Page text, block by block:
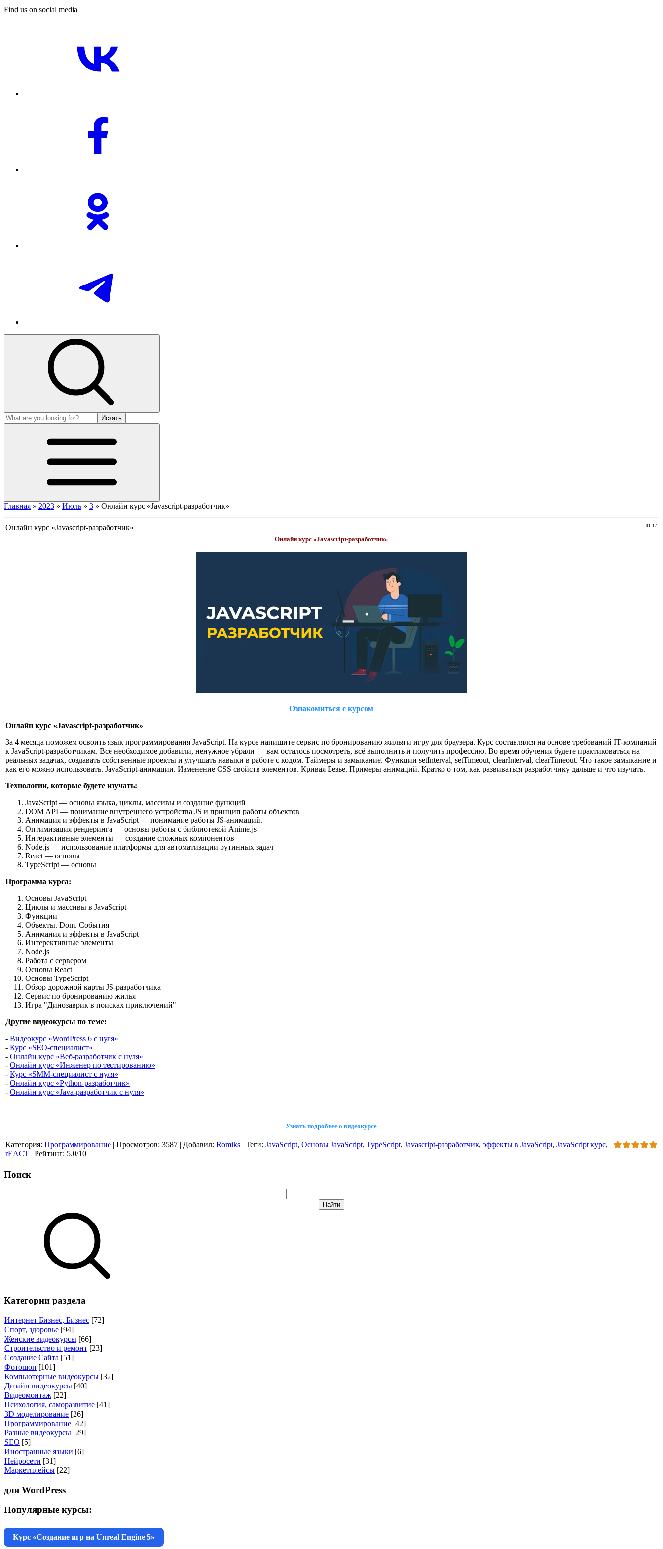
Find us on social media
Искать
Главная » 2023 » Июль » 3 » Онлайн курс «Javascript-разработчик»
01:17
Онлайн курс «Javascript-разработчик»
Онлайн курс «Javascript-разработчик»
Ознакомиться с курсом
Онлайн курс «Javascript-разработчик»
За 4 месяца поможем освоить язык программирования JavaScript. На курсе напишите сервис по бронированию жилья и игру для браузера. Курс составлялся на основе требований IT-компаний
к JavaScript-разработчикам. Всё необходимое добавили, ненужное убрали — вам осталось посмотреть, всё выполнить и получить профессию. Во время обучения будете практиковаться на
реальных задачах, создавать собственные проекты и улучшать навыки в работе с кодом. Таймеры и замыкание. Функции setInterval, setTimeout, clearInterval, clearTimeout. Что такое замыкание и
как его можно использовать. JavaScript-анимации. Изменение CSS свойств элементов. Кривая Безье. Примеры анимаций. Кратко о том, как развиваться разработчику дальше и что изучать.
Технологии, которые будете изучать:
JavaScript — основы языка, циклы, массивы и создание функций
DOM API — понимание внутреннего устройства JS и принцип работы объектов
Анимация и эффекты в JavaScript — понимание работы JS-анимаций.
Оптимизация рендеринга — основы работы с библиотекой Anime.js
Интерактивные элементы — создание сложных компонентов
Node.js — использование платформы для автоматизации рутинных задач
React — основы
TypeScript — основы
Программа курса:
Основы JavaScript
Циклы и массивы в JavaScript
Функции
Объекты. Dom. События
Анимания и эффекты в JavaScript
Интерективные элементы
Node.js
Работа с сервером
Основы React
Основы TypeScript
Обзор дорожной карты JS-разработчика
Сервис по бронированию жилья
Игра "Динозаврик в поисках приключений"
Другие видеокурсы по теме:
- Видеокурс «WordPress 6 с нуля»
- Курс «SEO-специалист»
- Онлайн курс «Веб-разработчик с нуля»
- Онлайн курс «Инженер по тестированию»
- Курс «SMM-специалист с нуля»
- Онлайн курс «Python-разработчик»
- Онлайн курс «Java-разработчик с нуля»
Узнать подробнее о видеокурсе
Категория: Программирование | Просмотров: 3587 | Добавил: Romiks | Теги: JavaScript, Основы JavaScript, TypeScript, Javascript-разработчик, эффекты в JavaScript, JavaScript курс,
rEACT | Рейтинг: 5.0/10
Поиск
Категории раздела
Интернет Бизнес, Бизнес [72]
Спорт, здоровье [94]
Женские видеокурсы [66]
Строительство и ремонт [23]
Создание Сайта [51]
Фотошоп [101]
Компьютерные видеокурсы [32]
Дизайн видеокурсы [40]
Видеомонтаж [22]
Психология, саморазвитие [41]
3D моделирование [26]
Программирование [42]
Разные видеокурсы [29]
SEO [5]
Иностранные языки [6]
Нейросети [31]
Маркетплейсы [22]
для WordPress
Популярные курсы:
Курс «Создание игр на Unreal Engine 5»